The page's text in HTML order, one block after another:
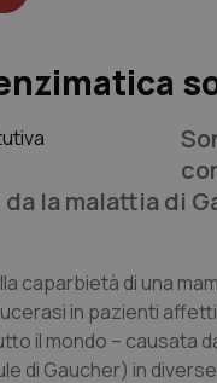
la malattia di
caparbietà di una
in pazienti
il mondo – causata
di Gaucher) in